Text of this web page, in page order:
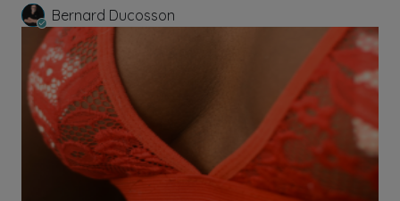
Bernard Ducosson